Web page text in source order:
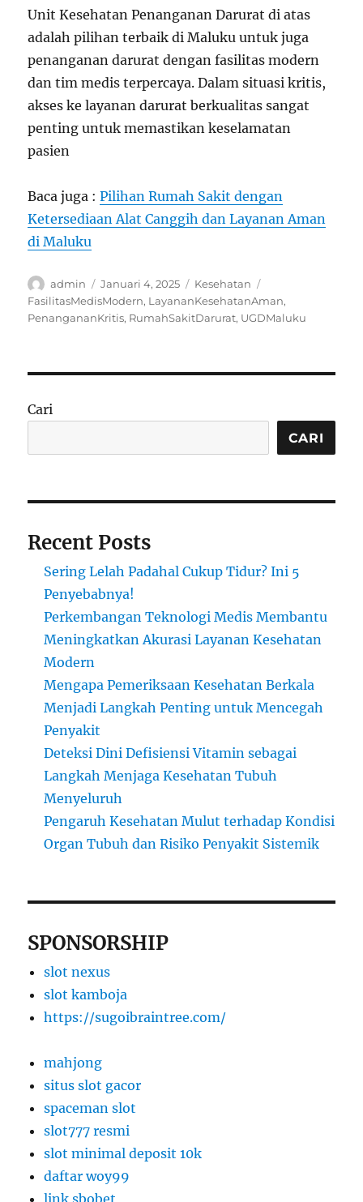
Unit Kesehatan Penanganan Darurat di atas
adalah pilihan terbaik di Maluku untuk juga
penanganan darurat dengan fasilitas modern
dan tim medis terpercaya. Dalam situasi kritis,
akses ke layanan darurat berkualitas sangat
penting untuk memastikan keselamatan
pasien
Baca juga :Pilihan Rumah Sakit dengan
Ketersediaan Alat Canggih dan Layanan Aman
di Maluku
Author
admin
Posted
on
Januari 4, 2025 Categories
Kesehatan
FasilitasMedisModern, LayananKesehatanAman,
PenangananKritis, RumahSakitDarurat, UGDMaluku
Cari
CARI
Recent Posts
Sering Lelah Padahal Cukup Tidur? Ini 5
Penyebabnya!
Perkembangan Teknologi Medis Membantu
Meningkatkan Akurasi Layanan Kesehatan
Modern
Mengapa Pemeriksaan Kesehatan Berkala
Menjadi Langkah Penting untuk Mencegah
Penyakit
Deteksi Dini Defisiensi Vitamin sebagai
Langkah Menjaga Kesehatan Tubuh
Menyeluruh
Pengaruh Kesehatan Mulut terhadap Kondisi
Organ Tubuh dan Risiko Penyakit Sistemik
SPONSORSHIP
slot nexus
slot kamboja
https://sugoibraintree.com/
mahjong
situs slot gacor
spaceman slot
slot777 resmi
slot minimal deposit 10k
daftar woy99